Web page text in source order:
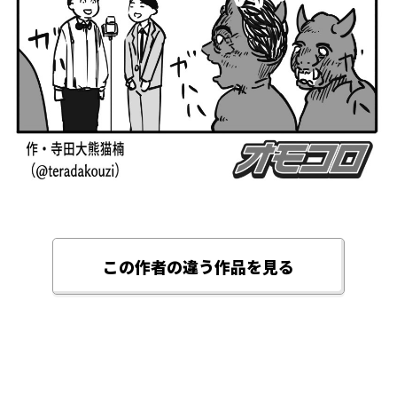
この作者の違う作品を見る